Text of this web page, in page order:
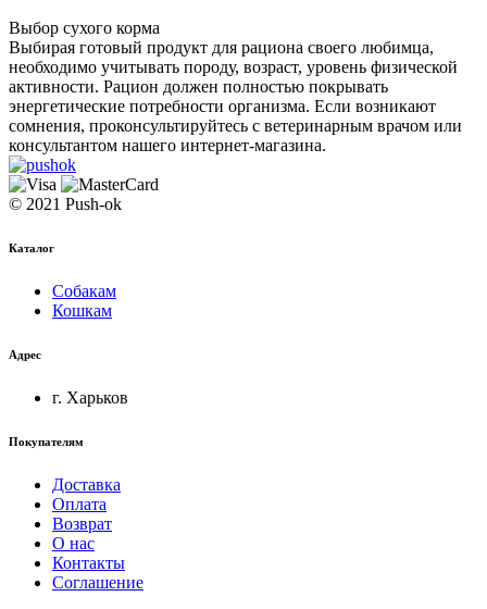
Выбор сухого корма
Выбирая готовый продукт для рациона своего любимца,
необходимо учитывать породу, возраст, уровень физической
активности. Рацион должен полностью покрывать
энергетические потребности организма. Если возникают
сомнения, проконсультируйтесь с ветеринарным врачом или
консультантом нашего интернет-магазина.
© 2021 Push-ok
Каталог
Собакам
Кошкам
Адрес
г. Харьков
Покупателям
Доставка
Оплата
Возврат
О нас
Контакты
Соглашение